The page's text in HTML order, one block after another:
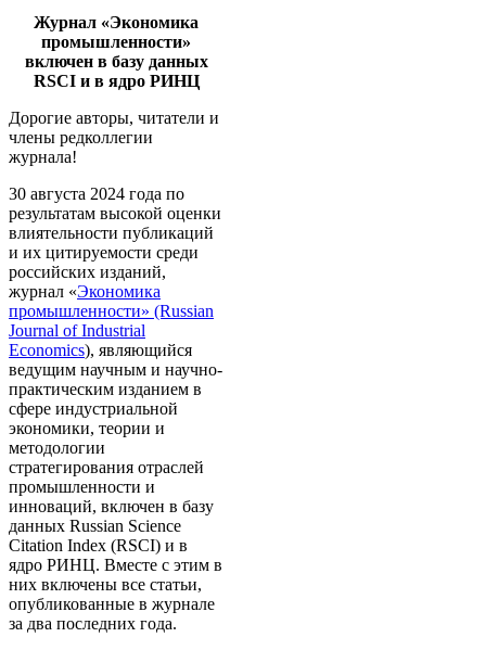
Журнал «Экономика
промышленности»
включен в базу данных
RSCI и в ядро РИНЦ
Дорогие авторы, читатели и
члены редколлегии
журнала!
30 августа 2024 года по
результатам высокой оценки
влиятельности публикаций
и их цитируемости среди
российских изданий,
журнал «Экономика
промышленности» (Russian
Journal of Industrial
Economics), являющийся
ведущим научным и научно-
практическим изданием в
сфере индустриальной
экономики, теории и
методологии
стратегирования отраслей
промышленности и
инноваций, включен в базу
данных Russian Science
Citation Index (RSCI) и в
ядро РИНЦ. Вместе с этим в
них включены все статьи,
опубликованные в журнале
за два последних года.